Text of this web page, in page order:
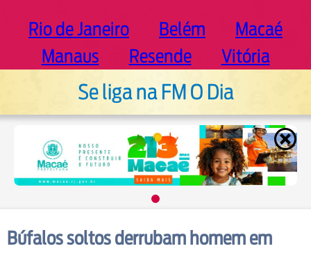
Rio de Janeiro Belém
Macaé
Manaus
Resende Vitória
Se liga na FM O Dia
Búfalos soltos derrubam homem em